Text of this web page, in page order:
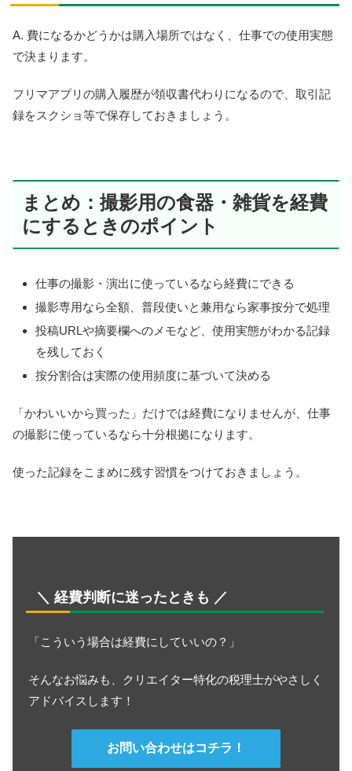
A. 費になるかどうかは購入場所ではなく、仕事での使用実態
で決まります。
フリマアプリの購入履歴が領収書代わりになるので、取引記
録をスクショ等で保存しておきましょう。
まとめ：撮影用の食器・雑貨を経費
にするときのポイント
仕事の撮影・演出に使っているなら経費にできる
撮影専用なら全額、普段使いと兼用なら家事按分で処理
投稿URLや摘要欄へのメモなど、使用実態がわかる記録
を残しておく
按分割合は実際の使用頻度に基づいて決める
「かわいいから買った」だけでは経費になりませんが、仕事
の撮影に使っているなら十分根拠になります。
使った記録をこまめに残す習慣をつけておきましょう。
＼ 経費判断に迷ったときも ／
「こういう場合は経費にしていいの？」
そんなお悩みも、クリエイター特化の税理士がやさしく
アドバイスします！
お問い合わせはコチラ！